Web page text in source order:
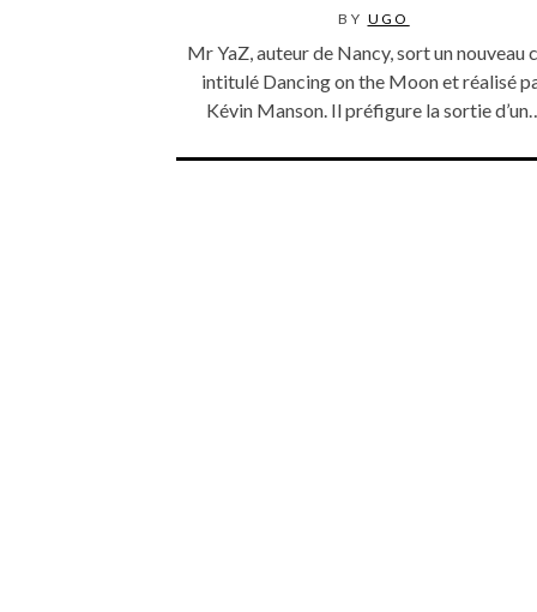
BY UGO
Mr YaZ, auteur de Nancy, sort un nouveau
intitulé Dancing on the Moon et réalisé
Kévin Manson. Il préfigure la sortie